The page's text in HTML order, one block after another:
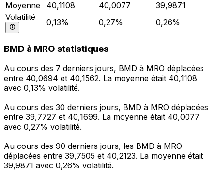
Moyenne
40,1108 40,0077
39,9871
Volatilité
0,13% 0,27% 0,26%
BMD à MRO statistiques
Au cours des 7 derniers jours, BMD à MRO déplacées
entre 40,0694 et 40,1562. La moyenne était 40,1108
avec 0,13% volatilité.
Au cours des 30 derniers jours, BMD à MRO déplacées
entre 39,7727 et 40,1699. La moyenne était 40,0077
avec 0,27% volatilité.
Au cours des 90 derniers jours, les BMD à MRO
déplacées entre 39,7505 et 40,2123. La moyenne était
39,9871 avec 0,26% volatilité.